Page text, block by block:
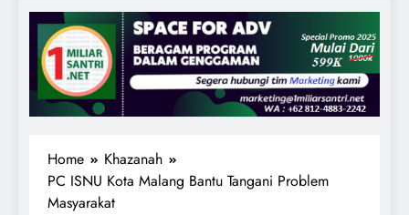
Home
Khazanah
PC ISNU Kota Malang Bantu Tangani Problem
Masyarakat